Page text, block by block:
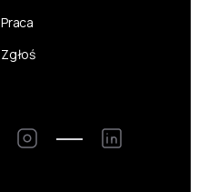
Praca
Zgłoś
Instagram LinkedIn